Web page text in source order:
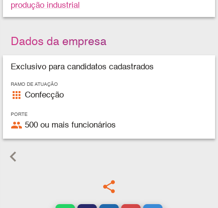
produção industrial
Dados da empresa
Exclusivo para candidatos cadastrados
RAMO DE ATUAÇÃO
apps Confecção
PORTE
people 500 ou mais funcionários
keyboard_arrow_left
share